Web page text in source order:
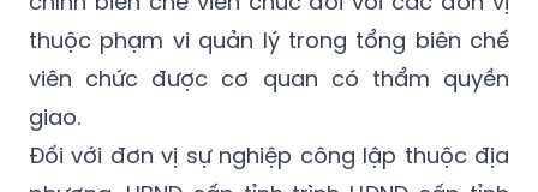
viên chức được cơ quan có thẩm quyền
giao.
Đối với đơn vị sự nghiệp công lập thuộc địa
phương, UBND cấp tỉnh trình HĐND cấp tỉnh
quyết định việc điều chỉnh biên chế viên